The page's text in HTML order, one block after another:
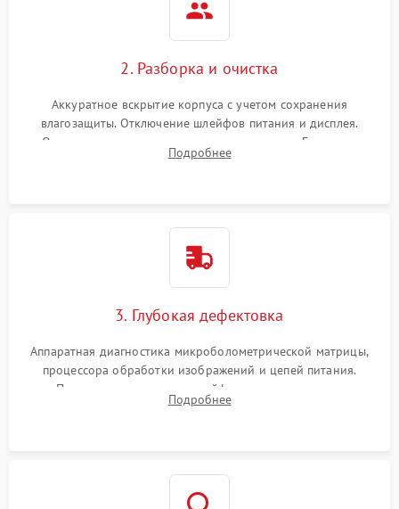
2. Разборка и очистка
Аккуратное вскрытие корпуса с учетом сохранения
влагозащиты. Отключение шлейфов питания и дисплея.
Очистка внутренних плат от окислов и пыли. Бережная
обработка германиевого объектива специализированными
Подробнее
3. Глубокая дефектовка
Аппаратная диагностика микроболометрической матрицы,
процессора обработки изображений и цепей питания.
Проверка целостности шлейфов, модуля памяти и
интерфейсов связи. Выявление сгоревших SMD-компонентов
Подробнее